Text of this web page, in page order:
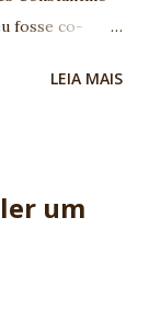
fosse co-
de curso
muito
na TV
LEIA MAIS
um